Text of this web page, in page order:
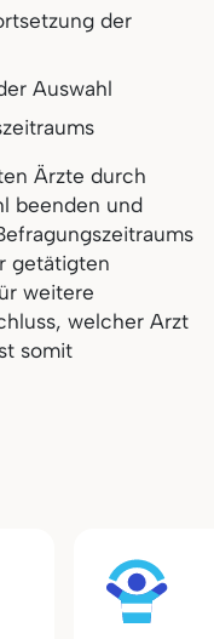
der
Auswahl
Ärzte durch
beenden und
getätigten
weitere
welcher Arzt
somit